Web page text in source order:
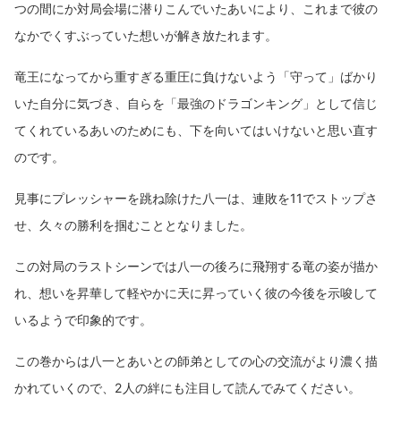
つの間にか対局会場に潜りこんでいたあいにより、これまで彼の
なかでくすぶっていた想いが解き放たれます。
竜王になってから重すぎる重圧に負けないよう「守って」ばかり
いた自分に気づき、自らを「最強のドラゴンキング」として信じ
てくれているあいのためにも、下を向いてはいけないと思い直す
のです。
見事にプレッシャーを跳ね除けた八一は、連敗を11でストップさ
せ、久々の勝利を掴むこととなりました。
この対局のラストシーンでは八一の後ろに飛翔する竜の姿が描か
れ、想いを昇華して軽やかに天に昇っていく彼の今後を示唆して
いるようで印象的です。
この巻からは八一とあいとの師弟としての心の交流がより濃く描
かれていくので、2人の絆にも注目して読んでみてください。